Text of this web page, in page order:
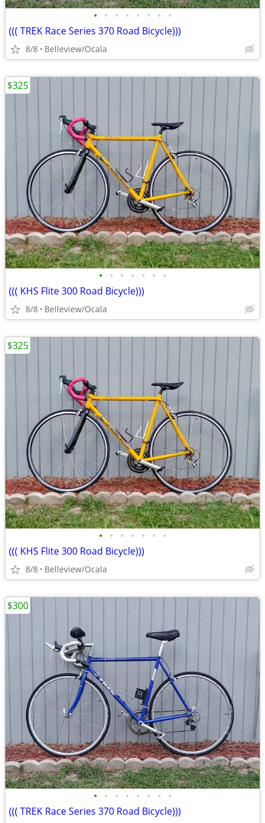
• • • • • • • •
((( TREK Race Series 370 Road Bicycle)))
8/8 Belleview/Ocala
• • • • • • •
((( KHS Flite 300 Road Bicycle)))
8/8 Belleview/Ocala
$325
• • • • • • •
((( KHS Flite 300 Road Bicycle)))
8/8 Belleview/Ocala
$325
• • • • • • • •
((( TREK Race Series 370 Road Bicycle)))
$300